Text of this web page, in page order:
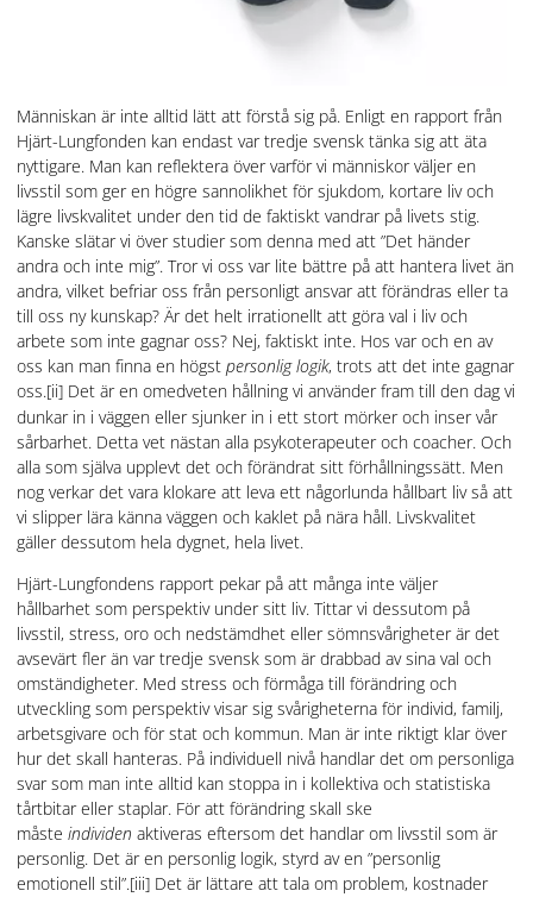
Människan är inte alltid lätt att förstå sig på. Enligt en rapport från
Hjärt-Lungfonden kan endast var tredje svensk tänka sig att äta
nyttigare. Man kan reflektera över varför vi människor väljer en
livsstil som ger en högre sannolikhet för sjukdom, kortare liv och
lägre livskvalitet under den tid de faktiskt vandrar på livets stig.
Kanske slätar vi över studier som denna med att ”Det händer
andra och inte mig”. Tror vi oss var lite bättre på att hantera livet än
andra, vilket befriar oss från personligt ansvar att förändras eller ta
till oss ny kunskap? Är det helt irrationellt att göra val i liv och
arbete som inte gagnar oss? Nej, faktiskt inte. Hos var och en av
oss kan man finna en högstpersonlig logik, trots att det inte gagnar
oss.[ii] Det är en omedveten hållning vi använder fram till den dag vi
dunkar in i väggen eller sjunker in i ett stort mörker och inser vår
sårbarhet. Detta vet nästan alla psykoterapeuter och coacher. Och
alla som själva upplevt det och förändrat sitt förhållningssätt. Men
nog verkar det vara klokare att leva ett någorlunda hållbart liv så att
vi slipper lära känna väggen och kaklet på nära håll. Livskvalitet
gäller dessutom hela dygnet, hela livet.
Hjärt-Lungfondens rapport pekar på att många inte väljer
hållbarhet som perspektiv under sitt liv. Tittar vi dessutom på
livsstil, stress, oro och nedstämdhet eller sömnsvårigheter är det
avsevärt fler än var tredje svensk som är drabbad av sina val och
omständigheter. Med stress och förmåga till förändring och
utveckling som perspektiv visar sig svårigheterna för individ, familj,
arbetsgivare och för stat och kommun. Man är inte riktigt klar över
hur det skall hanteras. På individuell nivå handlar det om personliga
svar som man inte alltid kan stoppa in i kollektiva och statistiska
tårtbitar eller staplar. För att förändring skall ske
måsteindividenaktiveras eftersom det handlar om livsstil som är
personlig. Det är en personlig logik, styrd av en ”personlig
emotionell stil”.[iii] Det är lättare att tala om problem, kostnader